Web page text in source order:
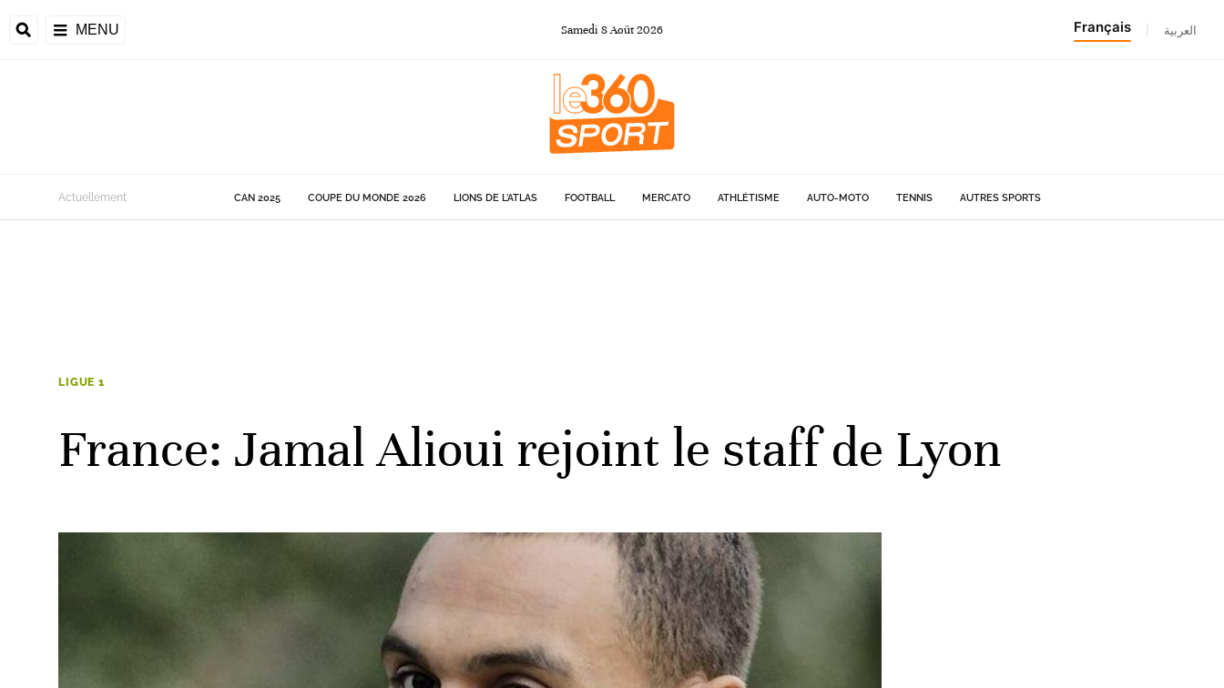
MENU Samedi 8Août2026 Français العربية
de la CAF
Actuellement CAN 2025 COUPE DU MONDE 2026 LIONS DE L'ATLAS FOOTBALL MERCATO ATHLÉTISME AUTO-MOTO TENNIS AUTRES SPORTS
LIGUE 1
France: Jamal Alioui rejoint le staff de Lyon